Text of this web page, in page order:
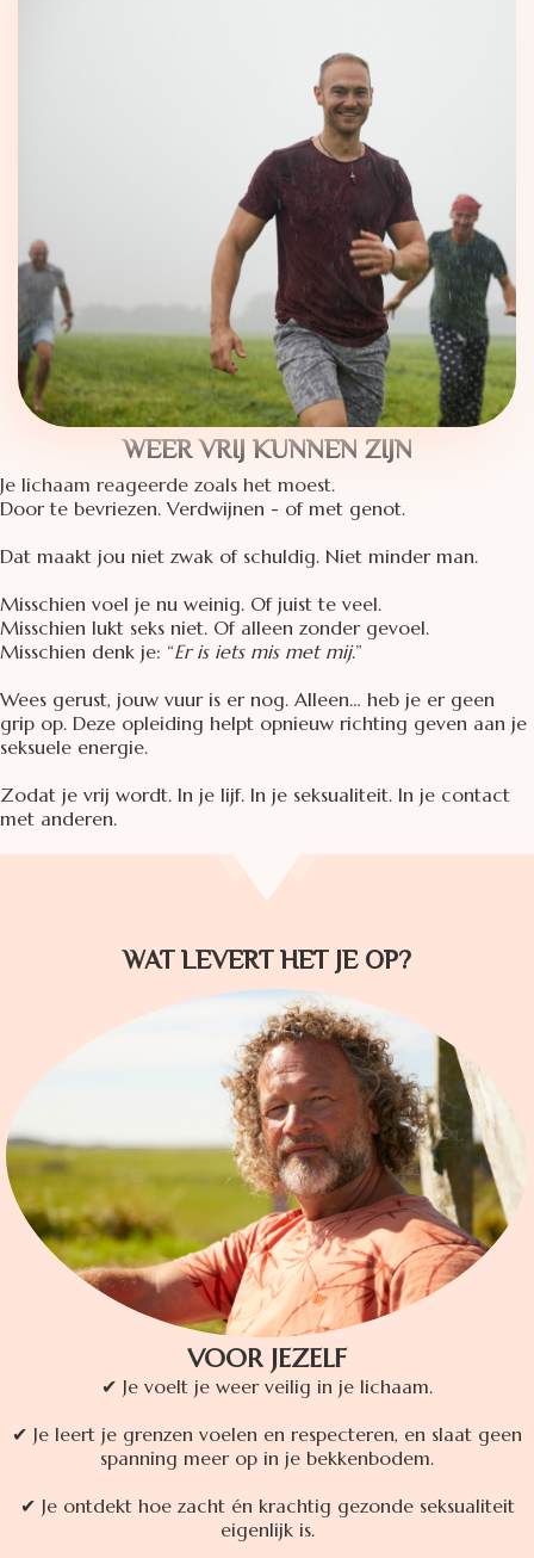
WEER VRIJ KUNNEN ZIJN
Je lichaam reageerde zoals het moest.
Door te bevriezen. Verdwijnen - of met genot.
Dat maakt jou niet zwak of schuldig. Niet minder man.
Misschien voel je nu weinig. Of juist te veel.
Misschien lukt seks niet. Of alleen zonder gevoel.
Misschien denk je: “Er is iets mis met mij.”
Wees gerust, jouw vuur is er nog. Alleen… heb je er geen
grip op. Deze opleiding helpt opnieuw richting geven aan je
seksuele energie.
Zodat je vrij wordt. In je lijf. In je seksualiteit. In je contact
met anderen.
WAT LEVERT HET JE OP?
VOOR JEZELF
✔ Je voelt je weer veilig in je lichaam.
✔ Je leert je grenzen voelen en respecteren, en slaat geen
spanning meer op in je bekkenbodem.
✔ Je ontdekt hoe zacht én krachtig gezonde seksualiteit
eigenlijk is.